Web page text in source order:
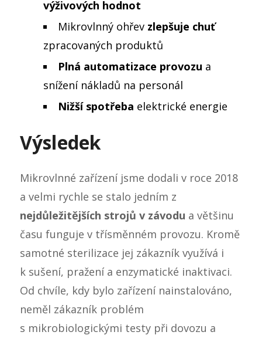
výživových hodnot
Mikrovlnný ohřev zlepšuje chuť
zpracovaných produktů
Plná automatizace provozu a
snížení nákladů na personál
Nižší spotřeba elektrické energie
Výsledek
Mikrovlnné zařízení jsme dodali v roce 2018
a velmi rychle se stalo jedním z
nejdůležitějších strojů v závodu a většinu
času funguje v třísměnném provozu. Kromě
samotné sterilizace jej zákazník využívá i
k sušení, pražení a enzymatické inaktivaci.
Od chvíle, kdy bylo zařízení nainstalováno,
neměl zákazník problém
s mikrobiologickými testy při dovozu a